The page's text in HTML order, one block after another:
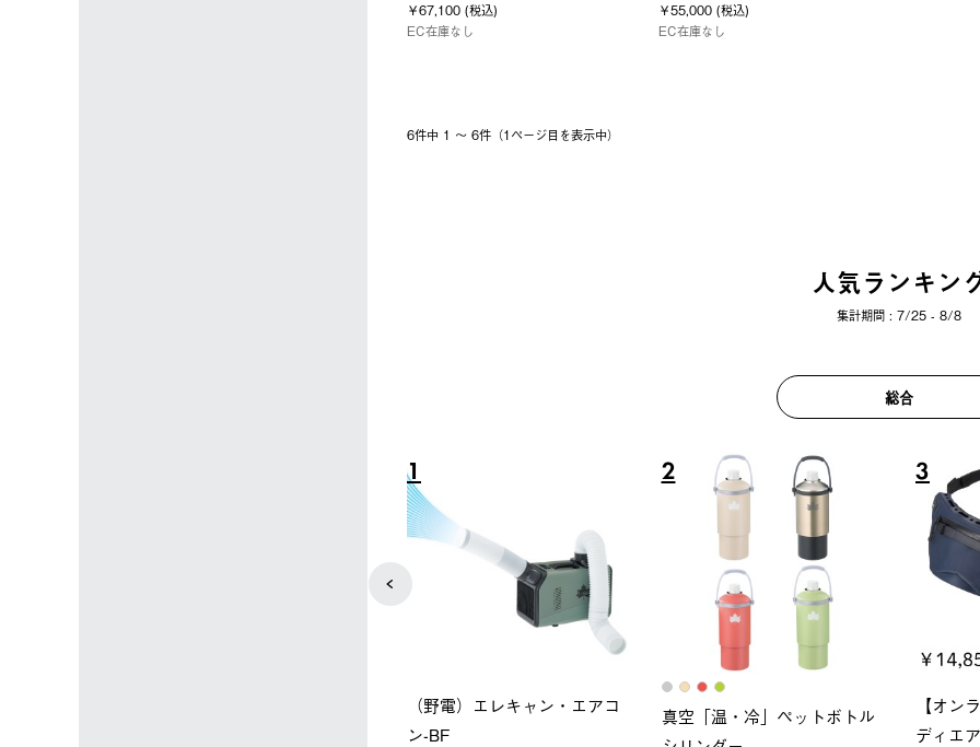
￥67,100 (税込)
EC在庫なし
￥55,000 (税込)
EC在庫なし
6件中 1 〜 6件（1ページ⽬を表⽰中）
人気ランキン
集計期間 : 7/25 - 8/8
総合
5
ソーラーブロック 風抜きQセ
ットタープ 250-BG
6
ソーラーブロック 風抜きQセ
ットタープ 200-BG
7
グラン
ース・